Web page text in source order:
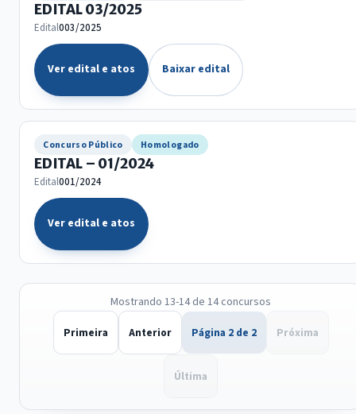
EDITAL 03/2025
Edital003/2025
Ver edital e atos Baixar edital
Concurso Público Homologado
EDITAL – 01/2024
Edital001/2024
Ver edital e atos
Mostrando 13-14 de 14 concursos
Primeira Anterior Página 2 de 2 Próxima
Última